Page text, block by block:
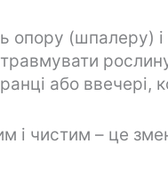
(шпалеру) і
або ввечері,
і чистим – це